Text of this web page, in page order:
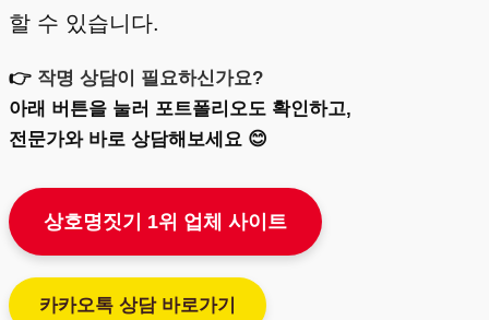
할 수 있습니다.
👉 작명 상담이 필요하신가요?
아래 버튼을 눌러 포트폴리오도 확인하고,
전문가와 바로 상담해보세요 😊
상호명짓기 1위 업체 사이트
카카오톡 상담 바로가기